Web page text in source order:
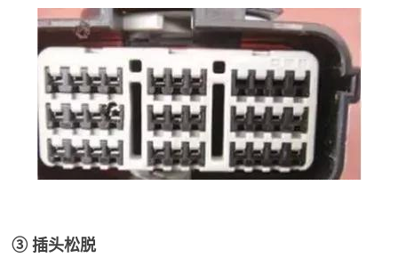
③ 插头松脱